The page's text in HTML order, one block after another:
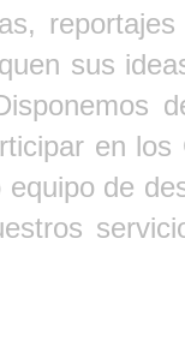
sus
en
de